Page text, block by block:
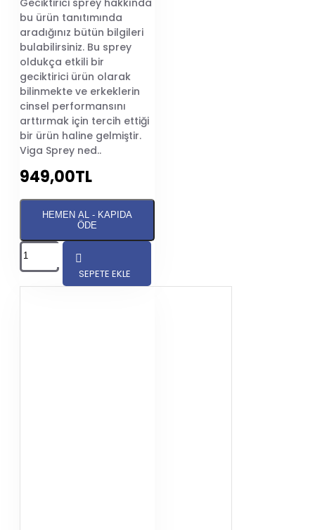
#en iyi geciktirici hap
hangisi
En iyi 10 geciktirici sprey,
hap ve krem markası şu
şekilledir;
Vi*gra Krem
Steel Man Plus
Performans Hapı
Blacked Geciktirici
Hap
Stag 9000 Geciktirici
Vi*gra Mavi Hap
Delay Sprey
Ci*lis Tadalafil
L*vitra 20 MG
Geciktirici sprey hakkında
bu ürün tanıtımında
aradığınız bütün bilgileri
bulabilirsiniz. Bu sprey
oldukça etkili bir
geciktirici ürün olarak
bilinmekte ve erkeklerin
cinsel performansını
arttırmak için tercih ettiği
bir ürün haline gelmiştir.
Viga Sprey ned..
949,00TL
HEMEN AL - KAPIDA
ÖDE
SEPETE EKLE